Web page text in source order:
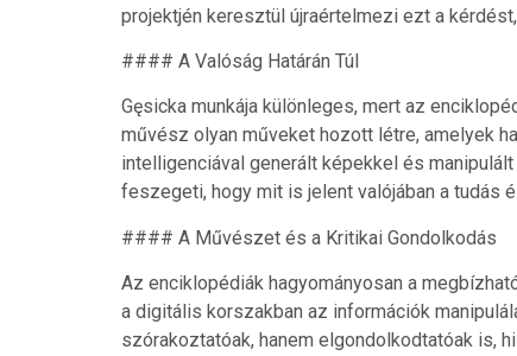
projektjén keresztül újraértelmezi ezt a
#### A Valóság Határán Túl
Gęsicka munkája különleges, mert az
művész olyan műveket hozott létre, amelyek
intelligenciával generált képekkel és
feszegeti, hogy mit is jelent valójában a tudás
#### A Művészet és a Kritikai Gondolkodás
Az enciklopédiák hagyományosan a
a digitális korszakban az információk
szórakoztatóak, hanem elgondolkodtatóak is,